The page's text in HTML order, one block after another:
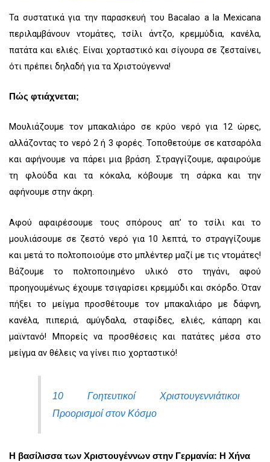
Τα συστατικά για την παρασκευή του Bacalao a la Mexicana
περιλαμβάνουν ντομάτες, τσίλι άντζο, κρεμμύδια, κανέλα,
πατάτα και ελιές. Είναι χορταστικό και σίγουρα σε ζεσταίνει,
ότι πρέπει δηλαδή για τα Χριστούγεννα!
Πώς φτιάχνεται;
Μουλιάζουμε τον μπακαλιάρο σε κρύο νερό για 12 ώρες,
αλλάζοντας το νερό 2 ή 3 φορές. Τοποθετούμε σε κατσαρόλα
και αφήνουμε να πάρει μια βράση. Στραγγίζουμε, αφαιρούμε
τη φλούδα και τα κόκαλα, κόβουμε τη σάρκα και την
αφήνουμε στην άκρη.
Αφού αφαιρέσουμε τους σπόρους απ’ το τσίλι και το
μουλιάσουμε σε ζεστό νερό για 10 λεπτά, το στραγγίζουμε
και μετά το πολτοποιούμε στο μπλέντερ μαζί με τις ντομάτες!
Βάζουμε το πολτοποιημένο υλικό στο τηγάνι, αφού
προηγουμένως έχουμε τσιγαρίσει κρεμμύδι και σκόρδο. Όταν
πήξει το μείγμα προσθέτουμε τον μπακαλιάρο με δάφνη,
κανέλα, πιπεριά, αμύγδαλα, σταφίδες, ελιές, κάπαρη και
μαϊντανό! Μπορείς να προσθέσεις και πατάτες μέσα στο
μείγμα αν θέλεις να γίνει πιο χορταστικό!
10 Γοητευτικοί Χριστουγεννιάτικοι
Προορισμοί στον Κόσμο
Η βασίλισσα των Χριστουγέννων στην Γερμανία: Η Χήνα